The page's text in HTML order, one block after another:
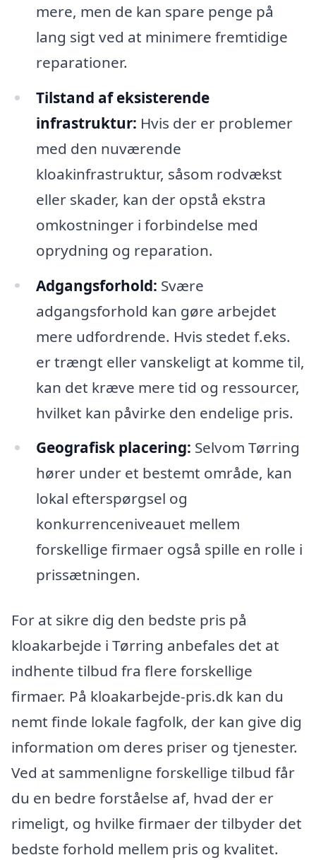
mere, men de kan spare penge på
lang sigt ved at minimere fremtidige
reparationer.
Tilstand af eksisterende
infrastruktur: Hvis der er problemer
med den nuværende
kloakinfrastruktur, såsom rodvækst
eller skader, kan der opstå ekstra
omkostninger i forbindelse med
oprydning og reparation.
Adgangsforhold: Svære
adgangsforhold kan gøre arbejdet
mere udfordrende. Hvis stedet f.eks.
er trængt eller vanskeligt at komme til,
kan det kræve mere tid og ressourcer,
hvilket kan påvirke den endelige pris.
Geografisk placering: Selvom Tørring
hører under et bestemt område, kan
lokal efterspørgsel og
konkurrenceniveauet mellem
forskellige firmaer også spille en rolle i
prissætningen.
For at sikre dig den bedste pris på
kloakarbejde i Tørring anbefales det at
indhente tilbud fra flere forskellige
firmaer. På kloakarbejde-pris.dk kan du
nemt finde lokale fagfolk, der kan give dig
information om deres priser og tjenester.
Ved at sammenligne forskellige tilbud får
du en bedre forståelse af, hvad der er
rimeligt, og hvilke firmaer der tilbyder det
bedste forhold mellem pris og kvalitet.